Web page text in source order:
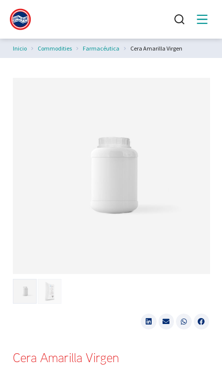
Estás aquí:
Inicio Commodities Farmacéutica Cera Amarilla Virgen
Cera Amarilla Virgen